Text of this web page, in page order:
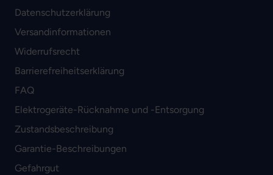
Datenschutzerklärung
Versandinformationen
Widerrufsrecht
Barrierefreiheitserklärung
FAQ
Elektrogeräte-Rücknahme und -Entsorgung
Zustandsbeschreibung
Garantie-Beschreibungen
Gefahrgut